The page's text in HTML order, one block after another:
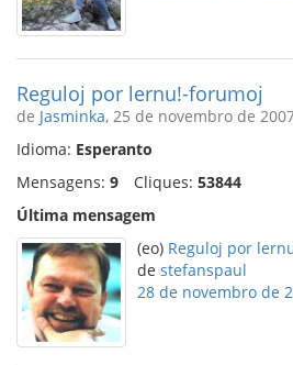
Reguloj por lernu!-forumoj
de Jasminka, 25 de novembro de
Idioma: Esperanto
Mensagens: 9 Cliques: 53844
Última mensagem
(eo) Reguloj por
de stefanspaul
28 de novembro de